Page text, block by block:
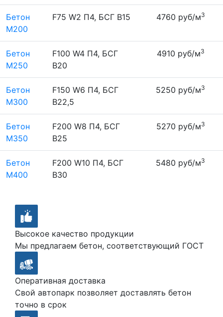
Бетон
М200
F75 W2 П4, БСГ В15 4760 руб/м3
Бетон
М250
F100 W4 П4, БСГ
В20
4910 руб/м3
Бетон
М300
F150 W6 П4, БСГ
В22,5
5250 руб/м3
Бетон
М350
F200 W8 П4, БСГ
В25
5270 руб/м3
Бетон
М400
F200 W10 П4, БСГ
В30
5480 руб/м3
Высокое качество продукции
Мы предлагаем бетон, соответствующий ГОСТ
Оперативная доставка
Свой автопарк позволяет доставлять бетон
точно в срок